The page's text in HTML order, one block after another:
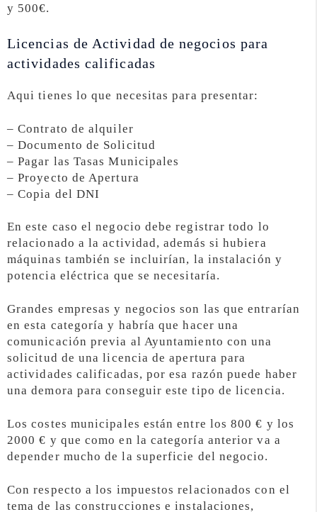
y 500€.
Licencias de Actividad de negocios para
actividades calificadas
Aqui tienes lo que necesitas para presentar:
– Contrato de alquiler
– Documento de Solicitud
– Pagar las Tasas Municipales
– Proyecto de Apertura
– Copia del DNI
En este caso el negocio debe registrar todo lo
relacionado a la actividad, además si hubiera
máquinas también se incluirían, la instalación y
potencia eléctrica que se necesitaría.
Grandes empresas y negocios son las que entrarían
en esta categoría y habría que hacer una
comunicación previa al Ayuntamiento con una
solicitud de una licencia de apertura para
actividades calificadas, por esa razón puede haber
una demora para conseguir este tipo de licencia.
Los costes municipales están entre los 800 € y los
2000 € y que como en la categoría anterior va a
depender mucho de la superficie del negocio.
Con respecto a los impuestos relacionados con el
tema de las construcciones e instalaciones,